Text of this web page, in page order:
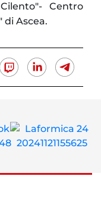
Centro
di Ascea.